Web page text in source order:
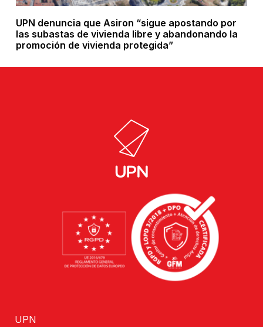
UPN denuncia que Asiron “sigue apostando por
las subastas de vivienda libre y abandonando la
promoción de vivienda protegida”
UPN